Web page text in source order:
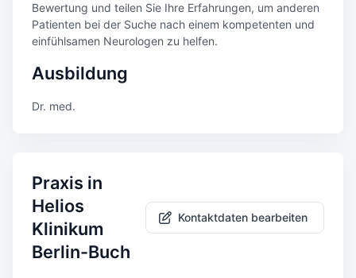
Bewertung und teilen Sie Ihre Erfahrungen, um anderen
Patienten bei der Suche nach einem kompetenten und
einfühlsamen Neurologen zu helfen.
Ausbildung
Dr. med.
Praxis in
Helios
Klinikum
Berlin-Buch
Kontaktdaten bearbeiten